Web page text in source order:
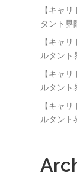
【キャ
タント界
【キャ
ルタント
【キャ
ルタント
【キャ
ルタント